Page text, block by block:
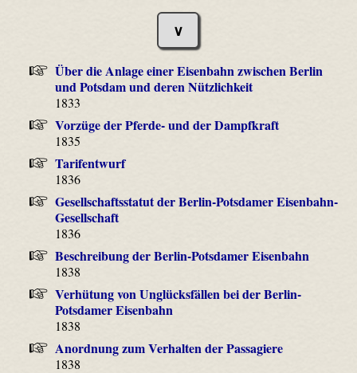
∨
Über die Anlage einer Eisenbahn zwischen Berlin
und Potsdam und deren Nützlichkeit
1833
Vorzüge der Pferde- und der Dampfkraft
1835
Tarifentwurf
1836
Gesellschaftsstatut der Berlin-Potsdamer Eisenbahn-
Gesellschaft
1836
Beschreibung der Berlin-Potsdamer Eisenbahn
1838
Verhütung von Unglücksfällen bei der Berlin-
Potsdamer Eisenbahn
1838
Anordnung zum Verhalten der Passagiere
1838